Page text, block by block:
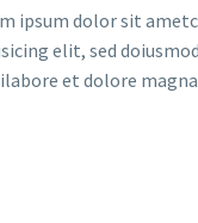
ipsum dolor sit
elit, sed
et dolore magna